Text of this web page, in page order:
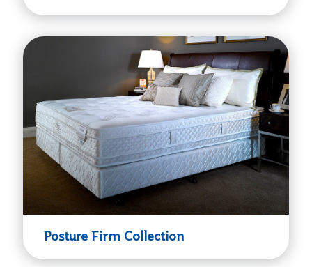
Posture Firm Collection